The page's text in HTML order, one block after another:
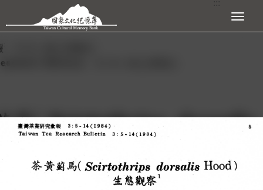
跳到主要內容區塊 展開選單
:::